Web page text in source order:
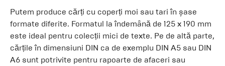
Putem produce cărți cu coperți moi sau tari în șase
formate diferite. Formatul la îndemână de 125 x 190 mm
este ideal pentru colecții mici de texte. Pe de altă parte,
cărțile în dimensiuni DIN ca de exemplu DIN A5 sau DIN
A6 sunt potrivite pentru rapoarte de afaceri sau